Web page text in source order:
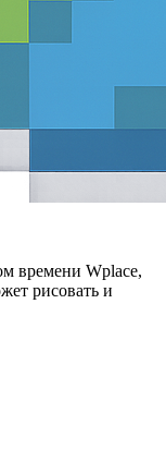
времени Wplace,
рисовать и